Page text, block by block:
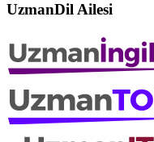
UzmanDil Ailesi